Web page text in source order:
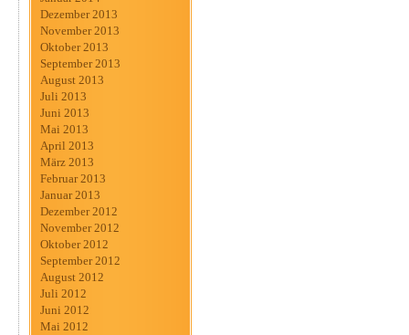
Dezember 2013
November 2013
Oktober 2013
September 2013
August 2013
Juli 2013
Juni 2013
Mai 2013
April 2013
März 2013
Februar 2013
Januar 2013
Dezember 2012
November 2012
Oktober 2012
September 2012
August 2012
Juli 2012
Juni 2012
Mai 2012